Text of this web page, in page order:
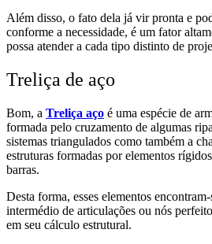
Além disso, o fato dela já vir pronta e
conforme a necessidade, é um fator
possa atender a cada tipo distinto de
Treliça de aço
Bom, a Treliça aço é uma espécie de
formada pelo cruzamento de algumas
sistemas triangulados como também a
estruturas formadas por elementos
barras.
Desta forma, esses elementos
intermédio de articulações ou nós
em seu cálculo estrutural.